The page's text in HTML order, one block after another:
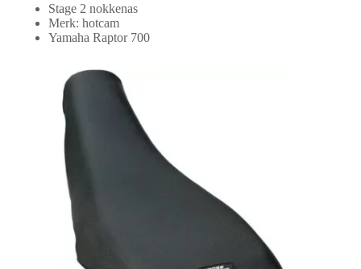
Stage 2 nokkenas
Merk: hotcam
Yamaha Raptor 700